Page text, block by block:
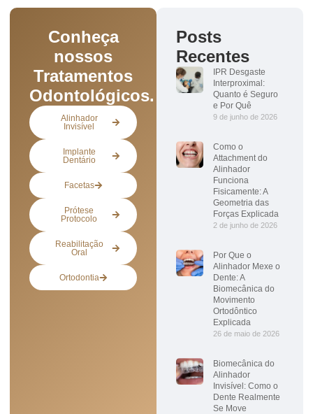
Conheça
nossos
Tratamentos
Odontológicos.
Alinhador
Invisível
Implante
Dentário
Facetas
Prótese
Protocolo
Reabilitação
Oral
Ortodontia
Posts
Recentes
IPR Desgaste
Interproximal:
Quanto é Seguro
e Por Quê
9 de junho de 2026
Como o
Attachment do
Alinhador
Funciona
Fisicamente: A
Geometria das
Forças Explicada
2 de junho de 2026
Por Que o
Alinhador Mexe o
Dente: A
Biomecânica do
Movimento
Ortodôntico
Explicada
26 de maio de 2026
Biomecânica do
Alinhador
Invisível: Como o
Dente Realmente
Se Move